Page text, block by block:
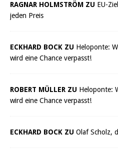
RAGNAR HOLMSTRÖM ZU EU-
jeden Preis
ECKHARD BOCK ZU Heloponte:
wird eine Chance verpasst!
ROBERT MÜLLER ZU Heloponte:
wird eine Chance verpasst!
ECKHARD BOCK ZU Olaf Scholz,